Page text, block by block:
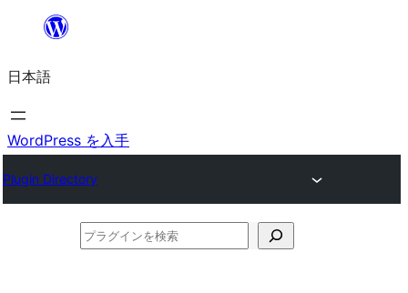
を
ス
キ
プ
日本語
WordPress を入手
Plugin Directory
プ